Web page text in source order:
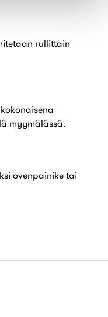
rullittain
myymälässä.
ovenpainike tai